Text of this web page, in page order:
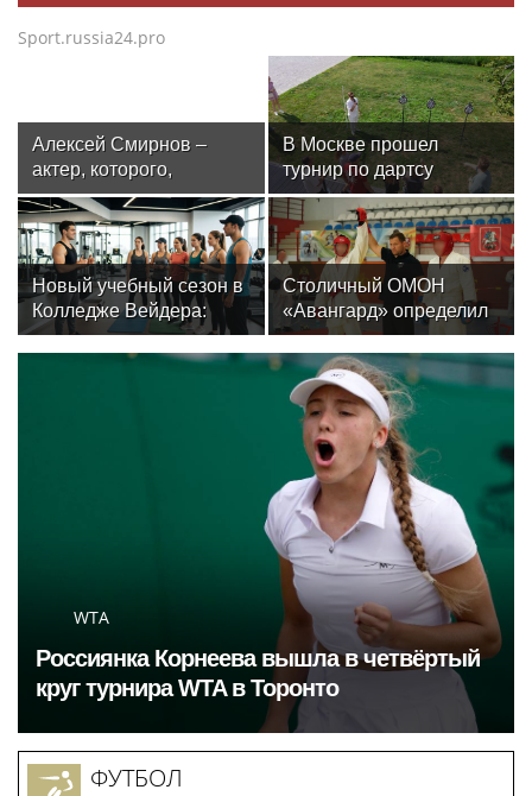
Sport.russia24.pro
Алексей Смирнов –
актер, которого,
надеюсь, еще не
забыли
В Москве прошел
турнир по дартсу
от «Роснефти»
Новый учебный сезон в
Колледже Вейдера:
стартовали очные
программы подготовки
Столичный ОМОН
«Авангард» определил
лучших в рукопашном
бою
WTA
Россиянка Корнеева вышла в четвёртый
круг турнира WTA в Торонто
ФУТБОЛ